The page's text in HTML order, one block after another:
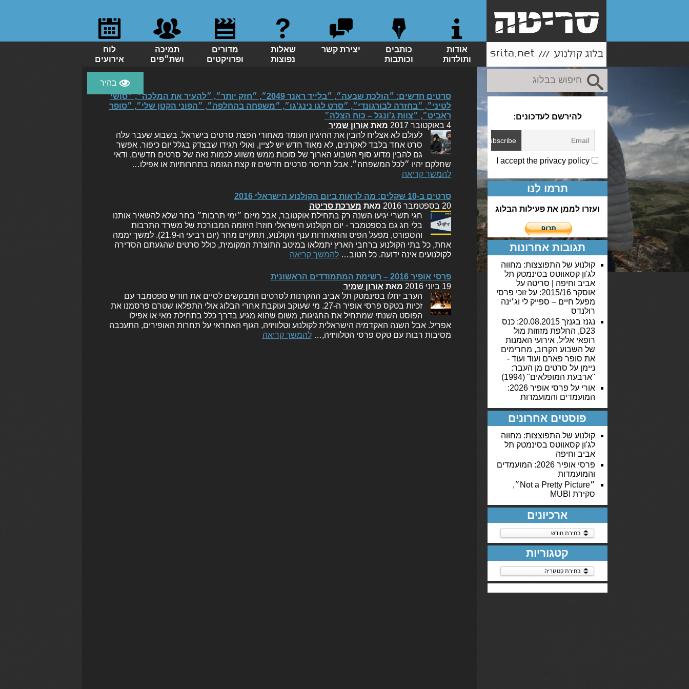
אודות
ותולדות
כותבים
וכותבות
יצירת קשר
שאלות
נפוצות
מדורים
ופרויקטים
תמיכה
ושת״פים
לוח
אירועים
להירשם לעדכונים:
תרמו לנו
ועזרו לממן את פעילות הבלוג
תגובות אחרונות
קולנוע של התפוצצות: מחווה
לג'ון קסאווטס בסינמטק תל
אביב וחיפה | סריטה על
אוסקר 2015/16: על זוכי פרסי
מפעל חיים – ספייק לי וג׳ינה
רולנדס
נגנז בגנזך 20.08.2015: כנס
D23, החלפת מזוזות מול
רופאי אליל, אירועי האמנות
של השבוע הקרוב, מחרימים
את סופר פארם ועוד ועוד -
ניימן על סרטים מן העבר:
"ארבעת המופלאים" (1994)
אורי על
פרסי אופיר 2026:
המועמדים והמועמדות
פוסטים אחרונים
קולנוע של התפוצצות: מחווה
לג'ון קסאווטס בסינמטק תל
אביב וחיפה
פרסי אופיר 2026: המועמדים
והמועמדות
״Not a Pretty Picture״,
סקירת MUBI
ארכיונים
ארכיונים
קטגוריות
קטגוריות
סרטים חדשים: ״הולכת שבעה״, ״בלייד ראנר 2049״, ״חזק יותר״, ״להעיר את המלכה״, ״סושי
לטיני״, ״בחזרה לבורגונדי״, ״סרט לגו נינג'גו״, ״משפחה בהחלפה״, ״הפוני הקטן שלי״, ״סופר
ראביט״, ״צוות ג'ונגל – כוח הצלה״
4 באוקטובר 2017
מאת אורון שמיר
לעולם לא אצליח להבין את ההיגיון העומד מאחורי הפצת סרטים בישראל. בשבוע שעבר עלה
סרט אחד בלבד לאקרנים, לא מאוד חדש יש לציין, ואולי תגידו שבצדק בגלל יום כיפור. אפשר
גם להבין מדוע סוף השבוע הארוך של סוכות ממש משווע לכמות נאה של סרטים חדשים, ודאי
שחלקם יהיו ״לכל המשפחה״. אבל תריסר סרטים חדשים זו קצת הגזמה בתחרותיות או אפילו…
להמשך קריאה
סרטים ב-10 שקלים: מה לראות ביום הקולנוע הישראלי 2016
20 בספטמבר 2016
מאת מערכת סריטה
חגי תשרי יגיעו השנה רק בתחילת אוקטובר, אבל מיזם ״ימי תרבות״ בחר שלא להשאיר אותנו
בלי חג גם בספטמבר - יום הקולנוע הישראלי חוזר! היוזמה המבורכת של משרד התרבות
והספורט, מפעל הפיס והתאחדות ענף הקולנוע, תתקיים מחר (יום רביעי ה-21.9). למשך יממה
אחת, כל בתי הקולנוע ברחבי הארץ יתמלאו במיטב התוצרת המקומית, כולל סרטים שהגעתם הסדירה
לקולנועים אינה ידועה. כל הטוב…להמשך קריאה
פרסי אופיר 2016 – רשימת המתמודדים הראשונית
19 ביוני 2016
מאת אורון שמיר
הערב יחלו בסינמטק תל אביב ההקרנות לסרטים המבקשים לסיים את חודש ספטמבר עם
זכיות בטקס פרסי אופיר ה-27. מי שעוקב ועוקבת אחרי הבלוג אולי התפלאו שטרם פרסמנו את
הפוסט השנתי שמתחיל את החגיגות, משום שהוא מגיע בדרך כלל בתחילת מאי או אפילו
אפריל. אבל השנה האקדמיה הישראלית לקולנוע וטלוויזיה, הגוף האחראי על תחרות האופירים, התעכבה
מסיבות רבות עם טקס פרסי הטלוויזיה,…להמשך קריאה